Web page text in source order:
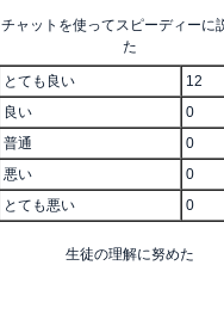
チャットを使ってスピーディーに
た
とても良い
12
良い
0
普通
0
悪い
0
とても悪い
0
生徒の理解に努めた